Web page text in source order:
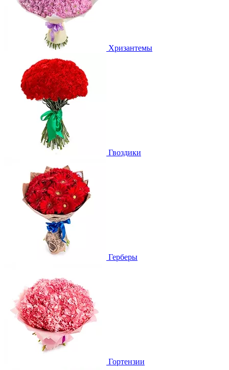
Хризантемы
Гвоздики
Герберы
Гортензии